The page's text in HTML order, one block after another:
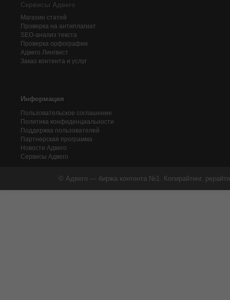
Сервисы Адвего
Магазин статей
Проверка на антиплагиат
SEO-анализ текста
Проверка орфографии
Адвего Лингвист
Заказ контента и услуг
Информация
Пользовательское соглашение
Политика конфиденциальности
Поддержка пользователей
Партнерская программа
Новости Адвего
Сервисы Адвего
© Адвего — биржа контента №1. Копирайтинг,